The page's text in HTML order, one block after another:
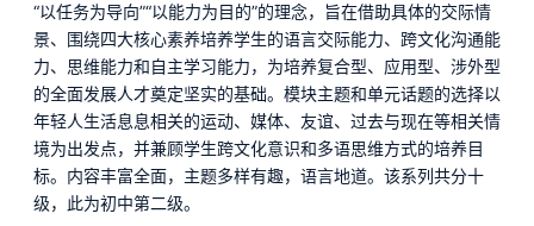
“以任务为导向”“以能力为目的”的理念，旨在借助具体的交际情
景、围绕四大核心素养培养学生的语言交际能力、跨文化沟通能
力、思维能力和自主学习能力，为培养复合型、应用型、涉外型
的全面发展人才奠定坚实的基础。模块主题和单元话题的选择以
年轻人生活息息相关的运动、媒体、友谊、过去与现在等相关情
境为出发点，并兼顾学生跨文化意识和多语思维方式的培养目
标。内容丰富全面，主题多样有趣，语言地道。该系列共分十
级，此为初中第二级。